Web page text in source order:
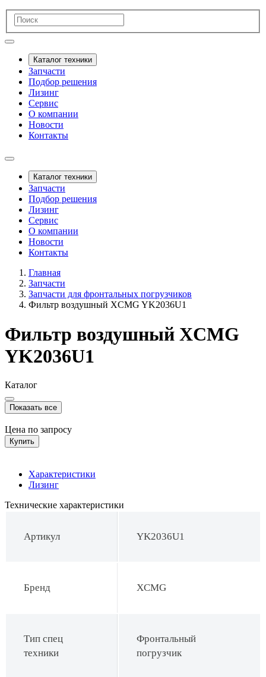
Каталог техники
Запчасти
Подбор решения
Лизинг
Сервис
О компании
Новости
Контакты
Каталог техники
Запчасти
Подбор решения
Лизинг
Сервис
О компании
Новости
Контакты
Главная
Запчасти
Запчасти для фронтальных погрузчиков
Фильтр воздушный XCMG YK2036U1
Фильтр воздушный XCMG
YK2036U1
Каталог
Показать все
Цена по запросу
Купить
Характеристики
Лизинг
Технические характеристики
Артикул YK2036U1
Бренд XCMG
Тип спец
техники
Фронтальный
погрузчик